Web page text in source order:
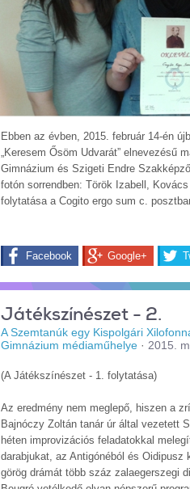
Ebben az évben, 2015. február 14-én
„Keresem Ősöm Udvarát” elnevezésű
Gimnázium és Szigeti Endre
fotón sorrendben: Török Izabell,
folytatása a Cogito ergo sum c.
Facebook Google+
Játékszínészet - 2.
A Szemtanúk egy Kispolgári
Gimnázium médiaműhelye · 2015.
(A Játékszínészet - 1. folytatása)
Az eredmény nem meglepő, hiszen a
Bajnóczy Zoltán tanár úr által vezetett
héten improvizációs feladatokkal
darabjukat, az Antigónéból és
görög drámát több száz zalaegerszegi